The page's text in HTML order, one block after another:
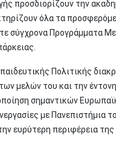
προσδιορίζουν την
όλα τα
σύγχρονα Προγράμματα
Πολιτικής
μελών του και την
σημαντικών
με Πανεπιστήμια
ευρύτερη περιφέρεια